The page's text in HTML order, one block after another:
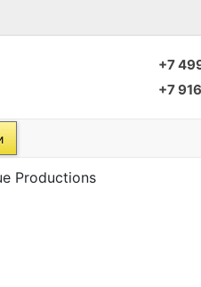
+7
+7
Productions